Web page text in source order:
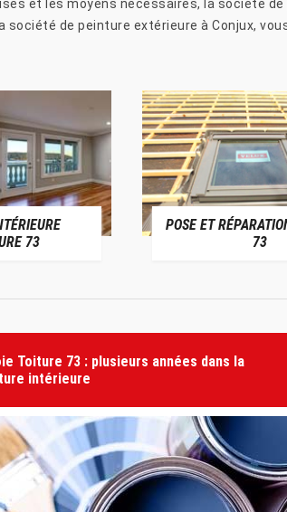
et les moyens nécessaires, la société
de peinture extérieure à Conjux,
73
POSE ET
73
Toiture 73 : plusieurs années dans la
intérieure